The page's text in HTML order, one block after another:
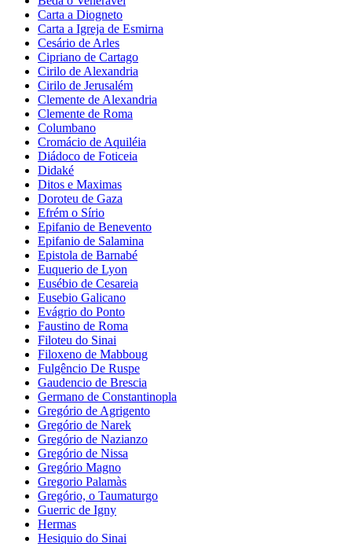
Carta a Diogneto
Carta a Igreja de Esmirna
Cesário de Arles
Cipriano de Cartago
Cirilo de Alexandria
Cirilo de Jerusalém
Clemente de Alexandria
Clemente de Roma
Columbano
Cromácio de Aquiléia
Diádoco de Foticeia
Didaké
Ditos e Maximas
Doroteu de Gaza
Efrém o Sírio
Epifanio de Benevento
Epifanio de Salamina
Epistola de Barnabé
Euquerio de Lyon
Eusébio de Cesareia
Eusebio Galicano
Evágrio do Ponto
Faustino de Roma
Filoteu do Sinai
Filoxeno de Mabboug
Fulgêncio De Ruspe
Gaudencio de Brescia
Germano de Constantinopla
Gregório de Agrigento
Gregório de Narek
Gregório de Nazianzo
Gregório de Nissa
Gregório Magno
Gregorio Palamàs
Gregório, o Taumaturgo
Guerric de Igny
Hermas
Hesiquio do Sinai